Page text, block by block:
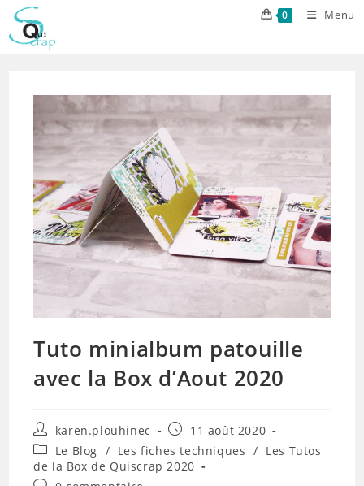
Skip
content
0 Menu
Tuto minialbum patouille
avec la Box d’Aout 2020
Auteur/autrice
de
la
publication :
karen.plouhinec
Publication
publiée :
11 août 2020
Post
category:
Le Blog / Les fiches techniques / Les Tutos
de la Box de Quiscrap 2020